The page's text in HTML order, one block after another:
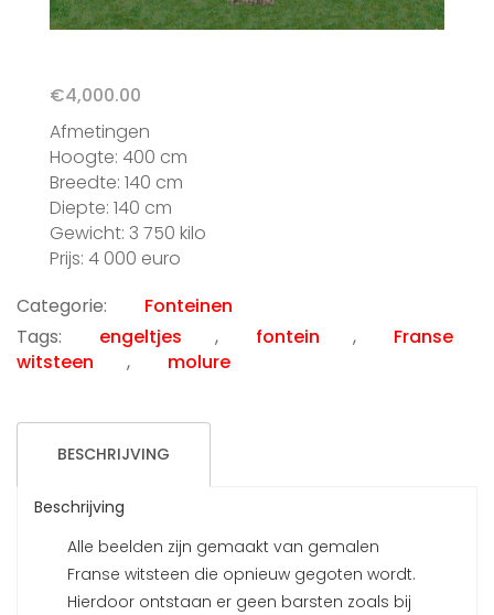
€4,000.00
Afmetingen
Hoogte: 400 cm
Breedte: 140 cm
Diepte: 140 cm
Gewicht: 3 750 kilo
Prijs: 4 000 euro
Categorie:
Fonteinen
Tags:
engeltjes , fontein ,
Franse
witsteen
, molure
BESCHRIJVING
Beschrijving
Alle beelden zijn gemaakt van gemalen
Franse witsteen die opnieuw gegoten wordt.
Hierdoor ontstaan er geen barsten zoals bij